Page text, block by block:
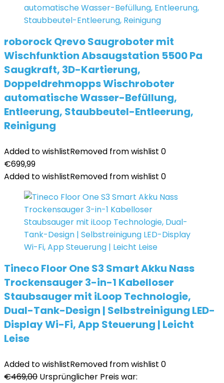
roborock Qrevo Saugroboter mit
Wischfunktion Absaugstation 5500 Pa
Saugkraft, 3D-Kartierung,
Doppeldrehmopps Wischroboter
automatische Wasser-Befüllung,
Entleerung, Staubbeutel-Entleerung,
Reinigung
Added to wishlistRemoved from wishlist 0
€699,99
Added to wishlistRemoved from wishlist 0
Tineco Floor One S3 Smart Akku Nass
Trockensauger 3-in-1 Kabelloser
Staubsauger mit iLoop Technologie,
Dual-Tank-Design | Selbstreinigung LED-
Display Wi-Fi, App Steuerung | Leicht
Leise
Added to wishlistRemoved from wishlist 0
€469,00 Ursprünglicher Preis war: